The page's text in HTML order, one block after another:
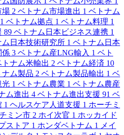
場 2 ベトナム市場進出 1 ベトナム
1 ベトナム拠点 1 ベトナム料理 1
89 ベトナム日本ビジネス連携 1
ム日本技術研究所 1 ベトナム日本
係 3 ベトナム産LNG輸入 1 ベト
トナム米輸出 2 ベトナム経済 10
ナム製品 2 ベトナム製品輸出 1 ベ
光 1 ベトナム農業 1 ベトナム農産
ム進出 4 ベトナム進出支援 91 ベ
1 ヘルスケア人道支援 1 ホーチミ
ミン市 2 ホイ次官 1 ホッカイド
ストア 1 ホンダベトナム 1
メイ